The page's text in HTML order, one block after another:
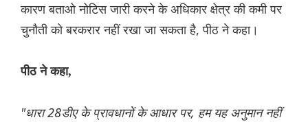
कारण बताओ नोटिस जारी करने के अधिकार क्षेत्र की कमी पर
चुनौती को बरकरार नहीं रखा जा सकता है, पीठ ने कहा।
पीठ ने कहा,
"धारा 28डीए के प्रावधानों के आधार पर, हम यह अनुमान नहीं